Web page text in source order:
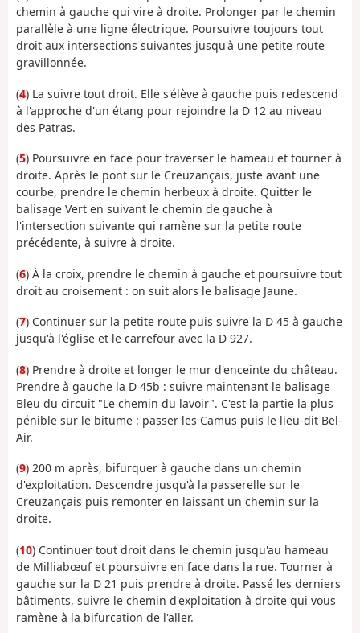
chemin à gauche qui vire à droite. Prolonger par le chemin
parallèle à une ligne électrique. Poursuivre toujours tout
droit aux intersections suivantes jusqu'à une petite route
gravillonnée.
(4) La suivre tout droit. Elle s'élève à gauche puis redescend
à l'approche d'un étang pour rejoindre la D 12 au niveau
des Patras.
(5) Poursuivre en face pour traverser le hameau et tourner à
droite. Après le pont sur le Creuzançais, juste avant une
courbe, prendre le chemin herbeux à droite. Quitter le
balisage Vert en suivant le chemin de gauche à
l'intersection suivante qui ramène sur la petite route
précédente, à suivre à droite.
(6) À la croix, prendre le chemin à gauche et poursuivre tout
droit au croisement : on suit alors le balisage Jaune.
(7) Continuer sur la petite route puis suivre la D 45 à gauche
jusqu'à l'église et le carrefour avec la D 927.
(8) Prendre à droite et longer le mur d'enceinte du château.
Prendre à gauche la D 45b : suivre maintenant le balisage
Bleu du circuit "Le chemin du lavoir". C'est la partie la plus
pénible sur le bitume : passer les Camus puis le lieu-dit Bel-
Air.
(9) 200 m après, bifurquer à gauche dans un chemin
d'exploitation. Descendre jusqu'à la passerelle sur le
Creuzançais puis remonter en laissant un chemin sur la
droite.
(10) Continuer tout droit dans le chemin jusqu'au hameau
de Milliabœuf et poursuivre en face dans la rue. Tourner à
gauche sur la D 21 puis prendre à droite. Passé les derniers
bâtiments, suivre le chemin d'exploitation à droite qui vous
ramène à la bifurcation de l'aller.